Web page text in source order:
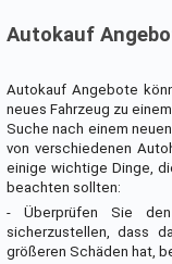
Autokauf
Autokauf Angebote
neues Fahrzeug zu
Suche nach einem
von verschiedenen
einige wichtige Dinge,
beachten sollten:
- Überprüfen Sie
sicherzustellen, dass
größeren Schäden hat,